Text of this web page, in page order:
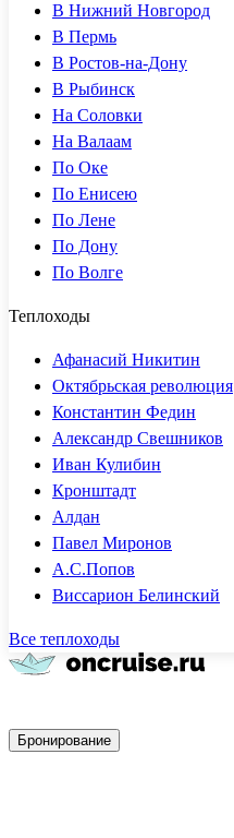
В Нижний Новгород
В Пермь
В Ростов-на-Дону
В Рыбинск
На Соловки
На Валаам
По Оке
По Енисею
По Лене
По Дону
По Волге
Теплоходы
Афанасий Никитин
Октябрьская революция
Константин Федин
Александр Свешников
Иван Кулибин
Кронштадт
Алдан
Павел Миронов
А.С.Попов
Виссарион Белинский
Все теплоходы
Бронирование